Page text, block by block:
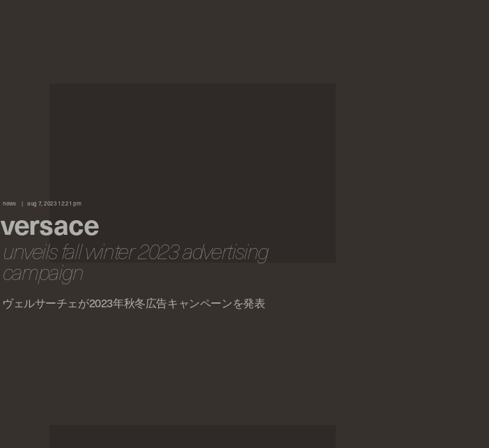
news aug 7, 2023 12:21 pm
versace
unveils fall winter 2023 advertising
campaign
ヴェルサーチェが2023年秋冬広告キャンペーンを発表